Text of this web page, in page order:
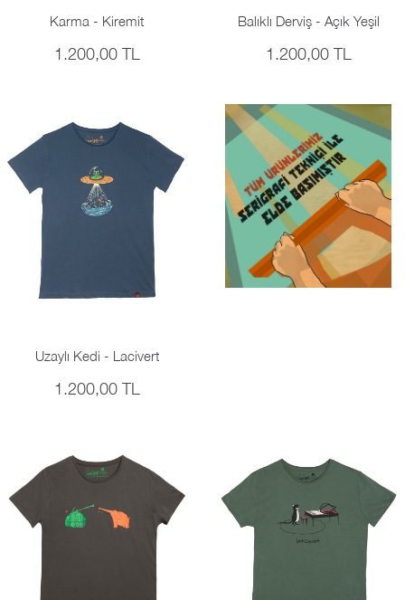
Karma - Kiremit
1.200,00 TL
Balıklı Derviş - Açık Yeşil
1.200,00 TL
Uzaylı Kedi - Lacivert
1.200,00 TL